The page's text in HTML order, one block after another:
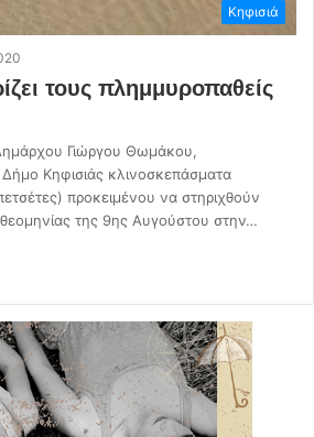
Κηφισιά
τους πλημμυροπαθείς
Γιώργου Θωμάκου,
Κηφισιάς κλινοσκεπάσματα
προκειμένου να στηριχθούν
της 9ης Αυγούστου στην…